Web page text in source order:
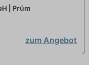
(m/w/d)
| Prüm
zum Angebot